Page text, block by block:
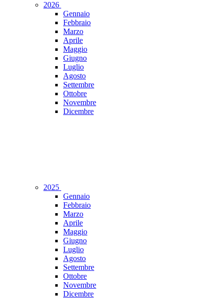
2026
Gennaio
Febbraio
Marzo
Aprile
Maggio
Giugno
Luglio
Agosto
Settembre
Ottobre
Novembre
Dicembre
2025
Gennaio
Febbraio
Marzo
Aprile
Maggio
Giugno
Luglio
Agosto
Settembre
Ottobre
Novembre
Dicembre